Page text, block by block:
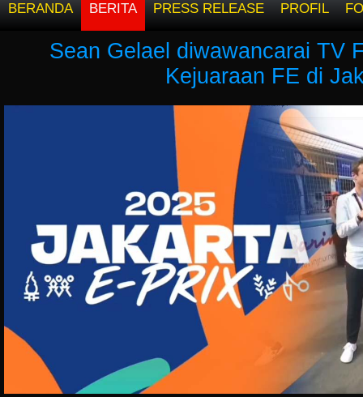
BERANDA BERITA PRESS RELEASE PROFIL
Sean Gelael diwawancarai TV
Kejuaraan FE di